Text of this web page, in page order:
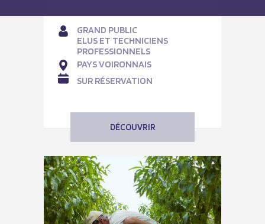
GRAND PUBLIC
ELUS ET TECHNICIENS
PROFESSIONNELS
PAYS VOIRONNAIS
SUR RÉSERVATION
DÉCOUVRIR